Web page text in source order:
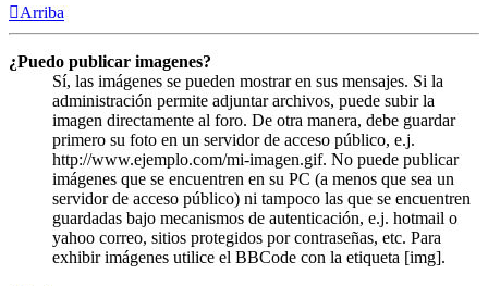
Arriba
¿Puedo publicar imagenes?
Sí, las imágenes se pueden mostrar en sus mensajes. Si la
administración permite adjuntar archivos, puede subir la
imagen directamente al foro. De otra manera, debe guardar
primero su foto en un servidor de acceso público, e.j.
http://www.ejemplo.com/mi-imagen.gif. No puede publicar
imágenes que se encuentren en su PC (a menos que sea un
servidor de acceso público) ni tampoco las que se encuentren
guardadas bajo mecanismos de autenticación, e.j. hotmail o
yahoo correo, sitios protegidos por contraseñas, etc. Para
exhibir imágenes utilice el BBCode con la etiqueta [img].